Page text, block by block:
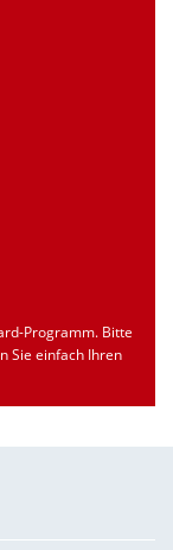
Programm. Bitte
Sie einfach Ihren